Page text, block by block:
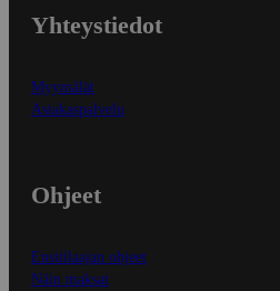
Yhteystiedot
Myymälät
Asiakaspalvelu
Ohjeet
Ensitilaajan ohjeet
Näin maksat